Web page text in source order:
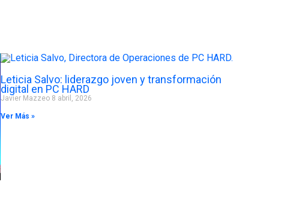
Leticia Salvo: liderazgo joven y transformación
digital en PC HARD
Javier Mazzeo 8 abril, 2026
Ver Más »